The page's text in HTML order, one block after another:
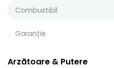
Combustibil
Garanție
Arzătoare & Putere